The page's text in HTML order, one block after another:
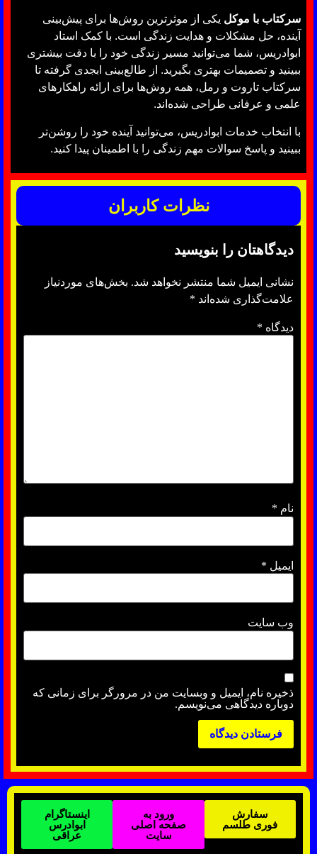
سرکتاب با موکل یکی از موثرترین روش‌ها برای پیش‌بینی
آینده، حل مشکلات و هدایت زندگی است. با کمک استاد
ابوادریس، شما می‌توانید مسیر زندگی خود را با دقت بیشتری
ببینید و تصمیمات بهتری بگیرید. از طالع‌بینی ابجدی گرفته تا
سرکتاب تاروت و رمل، همه روش‌ها برای ارائه راهکارهای
علمی و عرفانی طراحی شده‌اند.
با انتخاب خدمات ابوادریس، می‌توانید آینده خود را روشن‌تر
ببینید و پاسخ سوالات مهم زندگی را با اطمینان پیدا کنید.
نظرات کاربران
دیدگاهتان را بنویسید
نشانی ایمیل شما منتشر نخواهد شد. بخش‌های موردنیاز
علامت‌گذاری شده‌اند *
دیدگاه *
نام *
ایمیل *
وب‌ سایت
ذخیره نام، ایمیل و وبسایت من در مرورگر برای زمانی که
دوباره دیدگاهی می‌نویسم.
سفارش
فوری طلسم
ورود به
صفحه اصلی
سایت
اینستاگرام
ابوادرس
عراقی